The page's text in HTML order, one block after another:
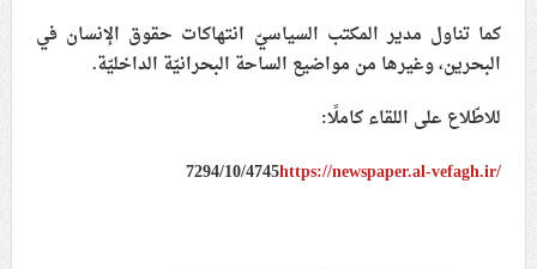
كما تناول مدير المكتب السياسيّ انتهاكات حقوق الإنسان في
البحرين، وغيرها من مواضيع الساحة البحرانيّة الداخليّة.
للاطّلاع على اللقاء كاملًا:
https://newspaper.al-vefagh.ir/
7294/10/4745